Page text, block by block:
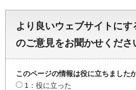
より良いウェブサイトにす
のご意見をお聞かせくださ
このページの情報は役に立ちました
1：役に立った